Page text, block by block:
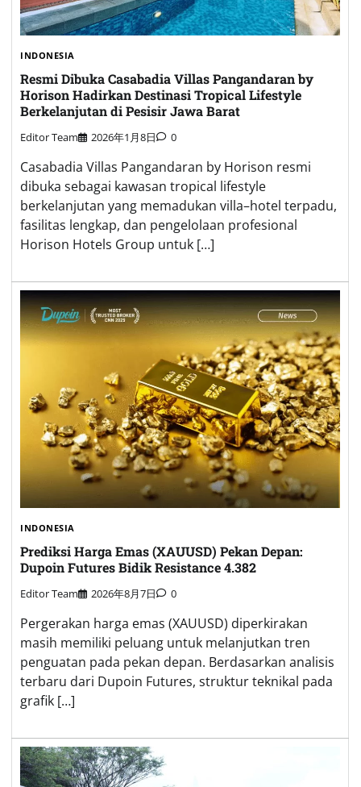
INDONESIA
Resmi Dibuka Casabadia Villas Pangandaran by
Horison Hadirkan Destinasi Tropical Lifestyle
Berkelanjutan di Pesisir Jawa Barat
Editor Team 2026年1月8日 0
Casabadia Villas Pangandaran by Horison resmi
dibuka sebagai kawasan tropical lifestyle
berkelanjutan yang memadukan villa–hotel terpadu,
fasilitas lengkap, dan pengelolaan profesional
Horison Hotels Group untuk […]
INDONESIA
Prediksi Harga Emas (XAUUSD) Pekan Depan:
Dupoin Futures Bidik Resistance 4.382
Editor Team 2026年8月7日 0
Pergerakan harga emas (XAUUSD) diperkirakan
masih memiliki peluang untuk melanjutkan tren
penguatan pada pekan depan. Berdasarkan analisis
terbaru dari Dupoin Futures, struktur teknikal pada
grafik […]